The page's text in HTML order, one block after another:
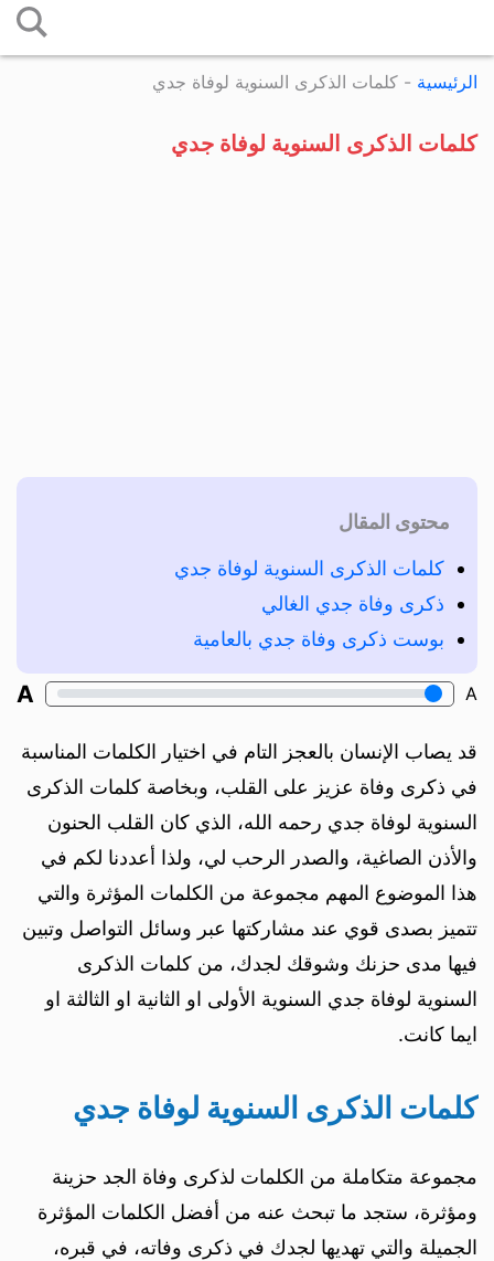
إلى
المحتوى
الرئيسية - كلمات الذكرى السنوية لوفاة جدي
كلمات الذكرى السنوية لوفاة جدي
محتوى المقال
كلمات الذكرى السنوية لوفاة جدي
ذكرى وفاة جدي الغالي
بوست ذكرى وفاة جدي بالعامية
A
A
قد يصاب الإنسان بالعجز التام في اختيار الكلمات المناسبة
في ذكرى وفاة عزيز على القلب، وبخاصة كلمات الذكرى
السنوية لوفاة جدي رحمه الله، الذي كان القلب الحنون
والأذن الصاغية، والصدر الرحب لي، ولذا أعددنا لكم في
هذا الموضوع المهم مجموعة من الكلمات المؤثرة والتي
تتميز بصدى قوي عند مشاركتها عبر وسائل التواصل وتبين
فيها مدى حزنك وشوقك لجدك، من كلمات الذكرى
السنوية لوفاة جدي السنوية الأولى او الثانية او الثالثة او
ايما كانت.
كلمات الذكرى السنوية لوفاة جدي
مجموعة متكاملة من الكلمات لذكرى وفاة الجد حزينة
ومؤثرة، ستجد ما تبحث عنه من أفضل الكلمات المؤثرة
الجميلة والتي تهديها لجدك في ذكرى وفاته، في قبره،